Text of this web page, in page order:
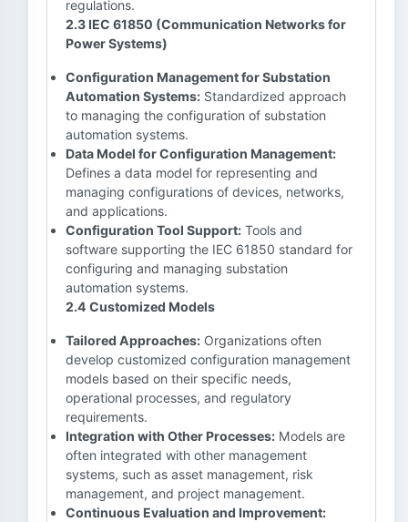
regulations.
2.3 IEC 61850 (Communication Networks for
Power Systems)
Configuration Management for Substation
Automation Systems: Standardized approach
to managing the configuration of substation
automation systems.
Data Model for Configuration Management:
Defines a data model for representing and
managing configurations of devices, networks,
and applications.
Configuration Tool Support: Tools and
software supporting the IEC 61850 standard for
configuring and managing substation
automation systems.
2.4 Customized Models
Tailored Approaches: Organizations often
develop customized configuration management
models based on their specific needs,
operational processes, and regulatory
requirements.
Integration with Other Processes: Models are
often integrated with other management
systems, such as asset management, risk
management, and project management.
Continuous Evaluation and Improvement: